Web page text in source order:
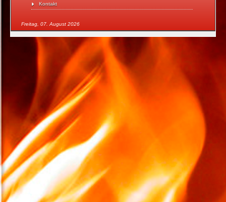
Kontakt
Freitag, 07. August 2026